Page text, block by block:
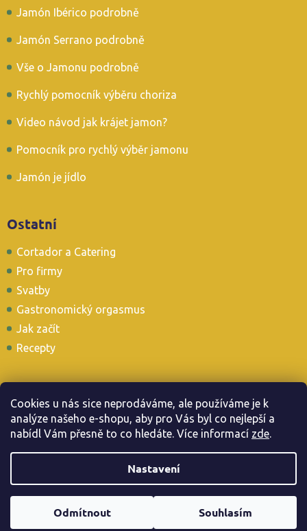
Cookies u nás sice neprodáváme, ale používáme je k
analýze našeho e-shopu, aby pro Vás byl co nejlepší a
nabídl Vám přesně to co hledáte. Více informací zde.
Nastavení
Odmítnout Souhlasím
Jamón Ibérico podrobně
Jamón Serrano podrobně
Vše o Jamonu podrobně
Rychlý pomocník výběru choriza
Video návod jak krájet jamon?
Pomocník pro rychlý výběr jamonu
Jamón je jídlo
Ostatní
Cortador a Catering
Pro firmy
Svatby
Gastronomický orgasmus
Jak začít
Recepty
Stavte se i u nás v Tapas Baru
Copyright 2026Jamonarna.cz. Všechna práva vyhrazena.